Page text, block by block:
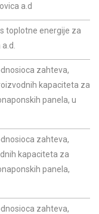
a.d
toplotne energije za
zahteva,
kapaciteta za
panela, u
zahteva,
kapaciteta za
panela,
zahteva,